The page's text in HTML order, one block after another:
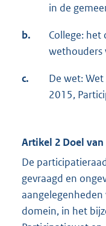
in de
b.
College: het
wethouders
c.
De wet:
2015,
Artikel 2 Doel
De
gevraagd en
aangelegenheden
domein, in het